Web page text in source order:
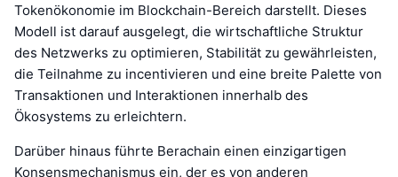
Tokenökonomie im Blockchain-Bereich darstellt. Dieses
Modell ist darauf ausgelegt, die wirtschaftliche Struktur
des Netzwerks zu optimieren, Stabilität zu gewährleisten,
die Teilnahme zu incentivieren und eine breite Palette von
Transaktionen und Interaktionen innerhalb des
Ökosystems zu erleichtern.
Darüber hinaus führte Berachain einen einzigartigen
Konsensmechanismus ein, der es von anderen